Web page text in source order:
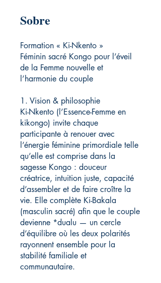
Sobre
Formation « Ki-Nkento »
Féminin sacré Kongo pour l’éveil
de la Femme nouvelle et
l’harmonie du couple
1. Vision & philosophie
Ki-Nkento (l’Essence-Femme en
kikongo) invite chaque
participante à renouer avec
l’énergie féminine primordiale telle
qu’elle est comprise dans la
sagesse Kongo : douceur
créatrice, intuition juste, capacité
d’assembler et de faire croître la
vie. Elle complète Ki-Bakala
(masculin sacré) afin que le couple
devienne *dualu — un cercle
d’équilibre où les deux polarités
rayonnent ensemble pour la
stabilité familiale et
communautaire.